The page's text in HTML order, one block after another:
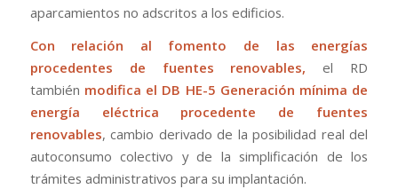
aparcamientos no adscritos a los edificios.
Con relación al fomento de las energías
procedentes de fuentes renovables,el RD
también modifica el DB HE-5 Generación mínima de
energía eléctrica procedente de fuentes
renovables, cambio derivado de la posibilidad real del
autoconsumo colectivo y de la simplificación de los
trámites administrativos para su implantación.